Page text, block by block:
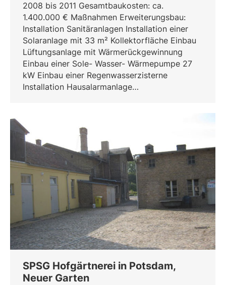
2008 bis 2011 Gesamtbaukosten: ca.
1.400.000 € Maßnahmen Erweiterungsbau:
Installation Sanitäranlagen Installation einer
Solaranlage mit 33 m² Kollektorfläche Einbau
Lüftungsanlage mit Wärmerückgewinnung
Einbau einer Sole- Wasser- Wärmepumpe 27
kW Einbau einer Regenwasserzisterne
Installation Hausalarmanlage…
SPSG Hofgärtnerei in Potsdam,
Neuer Garten